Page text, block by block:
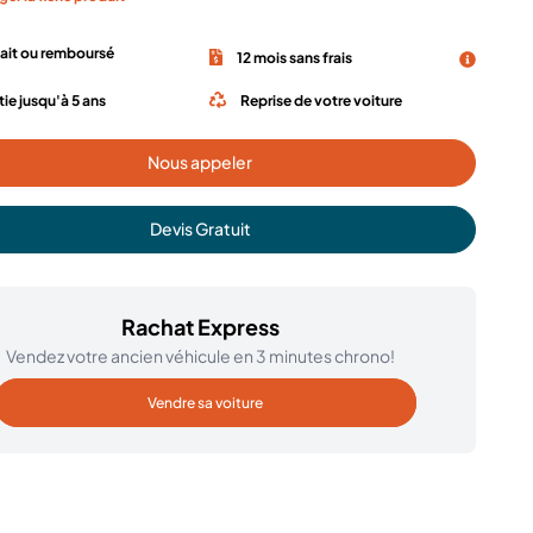
ou remboursé 12 mois sans frais
jusqu'à 5 ans Reprise de votre voiture
Nous appeler
Devis Gratuit
Rachat Express
Vendez votre ancien véhicule en 3 minutes chrono!
Vendre sa voiture